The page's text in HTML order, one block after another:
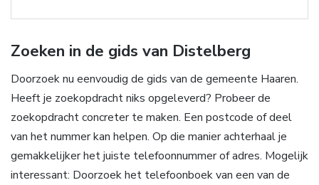
Zoeken in de gids van Distelberg
Doorzoek nu eenvoudig de gids van de gemeente Haaren.
Heeft je zoekopdracht niks opgeleverd? Probeer de
zoekopdracht concreter te maken. Een postcode of deel
van het nummer kan helpen. Op die manier achterhaal je
gemakkelijker het juiste telefoonnummer of adres. Mogelijk
interessant: Doorzoek het telefoonboek van een van de